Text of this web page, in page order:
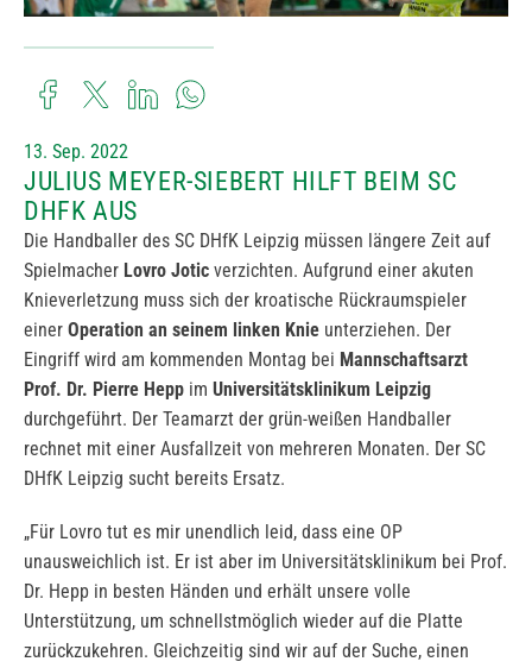
13. Sep. 2022
JULIUS MEYER-SIEBERT HILFT BEIM SC
DHFK AUS
Die Handballer des SC DHfK Leipzig müssen längere Zeit auf
Spielmacher Lovro Jotic verzichten. Aufgrund einer akuten
Knieverletzung muss sich der kroatische Rückraumspieler
einer Operation an seinem linken Knie unterziehen. Der
Eingriff wird am kommenden Montag bei Mannschaftsarzt
Prof. Dr. Pierre Hepp im Universitätsklinikum Leipzig
durchgeführt. Der Teamarzt der grün-weißen Handballer
rechnet mit einer Ausfallzeit von mehreren Monaten. Der SC
DHfK Leipzig sucht bereits Ersatz.
„Für Lovro tut es mir unendlich leid, dass eine OP
unausweichlich ist. Er ist aber im Universitätsklinikum bei Prof.
Dr. Hepp in besten Händen und erhält unsere volle
Unterstützung, um schnellstmöglich wieder auf die Platte
zurückzukehren. Gleichzeitig sind wir auf der Suche, einen